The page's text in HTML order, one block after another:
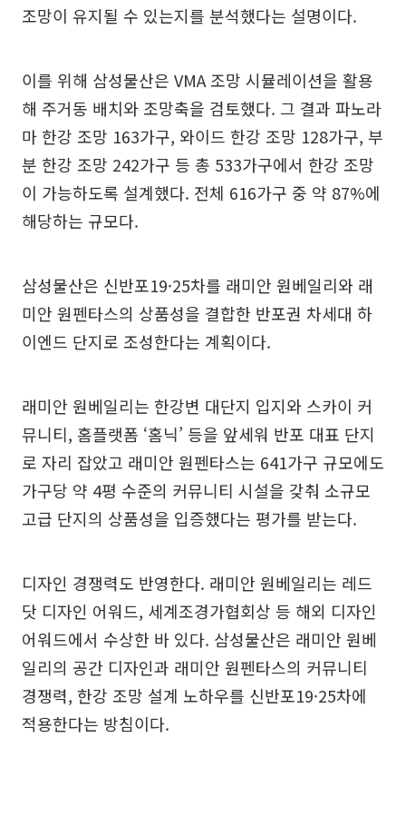
조망이 유지될 수 있는지를 분석했다는 설명이다.
이를 위해 삼성물산은 VMA 조망 시뮬레이션을 활용
해 주거동 배치와 조망축을 검토했다. 그 결과 파노라
마 한강 조망 163가구, 와이드 한강 조망 128가구, 부
분 한강 조망 242가구 등 총 533가구에서 한강 조망
이 가능하도록 설계했다. 전체 616가구 중 약 87%에
해당하는 규모다.
삼성물산은 신반포19·25차를 래미안 원베일리와 래
미안 원펜타스의 상품성을 결합한 반포권 차세대 하
이엔드 단지로 조성한다는 계획이다.
래미안 원베일리는 한강변 대단지 입지와 스카이 커
뮤니티, 홈플랫폼 ‘홈닉’ 등을 앞세워 반포 대표 단지
로 자리 잡았고 래미안 원펜타스는 641가구 규모에도
가구당 약 4평 수준의 커뮤니티 시설을 갖춰 소규모
고급 단지의 상품성을 입증했다는 평가를 받는다.
디자인 경쟁력도 반영한다. 래미안 원베일리는 레드
닷 디자인 어워드, 세계조경가협회상 등 해외 디자인
어워드에서 수상한 바 있다. 삼성물산은 래미안 원베
일리의 공간 디자인과 래미안 원펜타스의 커뮤니티
경쟁력, 한강 조망 설계 노하우를 신반포19·25차에
적용한다는 방침이다.